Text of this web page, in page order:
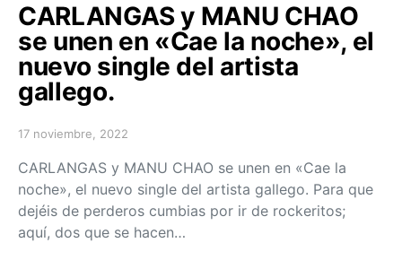
CARLANGAS y MANU CHAO
se unen en «Cae la noche», el
nuevo single del artista
gallego.
Posted on
17 noviembre, 2022
CARLANGAS y MANU CHAO se unen en «Cae la
noche», el nuevo single del artista gallego. Para que
dejéis de perderos cumbias por ir de rockeritos;
aquí, dos que se hacen…